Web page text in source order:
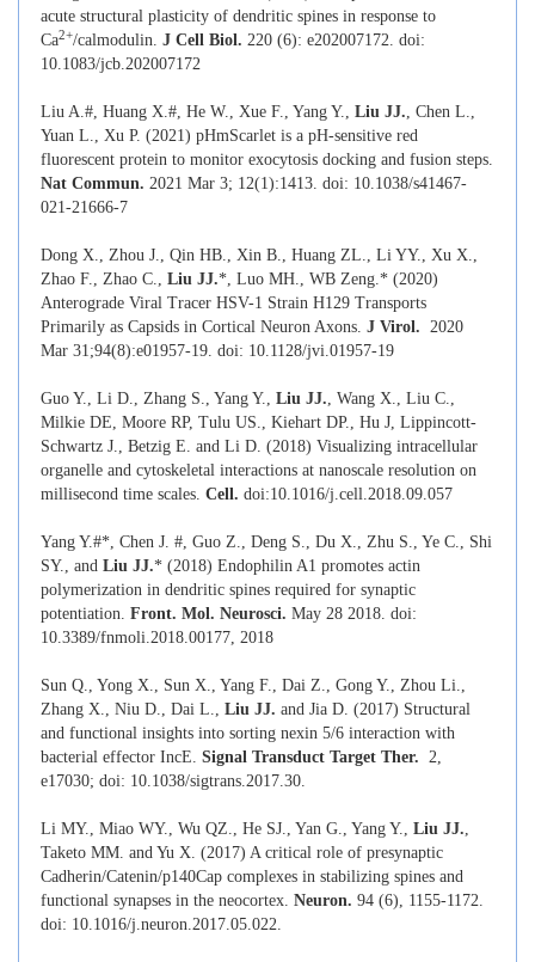
acute structural plasticity of dendritic spines in response to
Ca2+/calmodulin. J Cell Biol. 220 (6): e202007172. doi:
10.1083/jcb.202007172
Liu A.#, Huang X.#, He W., Xue F., Yang Y., Liu JJ., Chen L.,
Yuan L., Xu P. (2021) pHmScarlet is a pH-sensitive red
fluorescent protein to monitor exocytosis docking and fusion steps.
Nat Commun. 2021 Mar 3; 12(1):1413. doi: 10.1038/s41467-
021-21666-7
Dong X., Zhou J., Qin HB., Xin B., Huang ZL., Li YY., Xu X.,
Zhao F., Zhao C., Liu JJ.*, Luo MH., WB Zeng.* (2020)
Anterograde Viral Tracer HSV-1 Strain H129 Transports
Primarily as Capsids in Cortical Neuron Axons. J Virol. 2020
Mar 31;94(8):e01957-19. doi: 10.1128/jvi.01957-19
Guo Y., Li D., Zhang S., Yang Y., Liu JJ., Wang X., Liu C.,
Milkie DE, Moore RP, Tulu US., Kiehart DP., Hu J, Lippincott-
Schwartz J., Betzig E. and Li D. (2018) Visualizing intracellular
organelle and cytoskeletal interactions at nanoscale resolution on
millisecond time scales. Cell. doi:10.1016/j.cell.2018.09.057
Yang Y.#*, Chen J. #, Guo Z., Deng S., Du X., Zhu S., Ye C., Shi
SY., and Liu JJ.* (2018) Endophilin A1 promotes actin
polymerization in dendritic spines required for synaptic
potentiation. Front. Mol. Neurosci. May 28 2018. doi:
10.3389/fnmoli.2018.00177, 2018
Sun Q., Yong X., Sun X., Yang F., Dai Z., Gong Y., Zhou Li.,
Zhang X., Niu D., Dai L., Liu JJ. and Jia D. (2017) Structural
and functional insights into sorting nexin 5/6 interaction with
bacterial effector IncE. Signal Transduct Target Ther. 2,
e17030; doi: 10.1038/sigtrans.2017.30.
Li MY., Miao WY., Wu QZ., He SJ., Yan G., Yang Y., Liu JJ.,
Taketo MM. and Yu X. (2017) A critical role of presynaptic
Cadherin/Catenin/p140Cap complexes in stabilizing spines and
functional synapses in the neocortex. Neuron. 94 (6), 1155-1172.
doi: 10.1016/j.neuron.2017.05.022.